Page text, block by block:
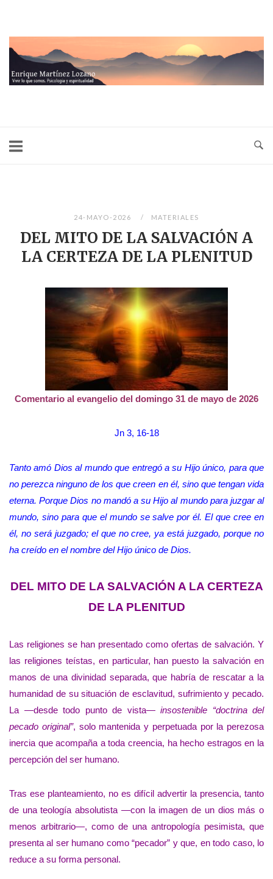
contenido
24-MAYO-2026 MATERIALES
DEL MITO DE LA SALVACIÓN A
LA CERTEZA DE LA PLENITUD
Comentario al evangelio del domingo 31 de mayo de 2026
Jn 3, 16-18
Tanto amó Dios al mundo que entregó a su Hijo único, para que
no perezca ninguno de los que creen en él, sino que tengan vida
eterna. Porque Dios no mandó a su Hijo al mundo para juzgar al
mundo, sino para que el mundo se salve por él. El que cree en
él, no será juzgado; el que no cree, ya está juzgado, porque no
ha creído en el nombre del Hijo único de Dios.
DEL MITO DE LA SALVACIÓN A LA CERTEZA
DE LA PLENITUD
Las religiones se han presentado como ofertas de salvación. Y
las religiones teístas, en particular, han puesto la salvación en
manos de una divinidad separada, que habría de rescatar a la
humanidad de su situación de esclavitud, sufrimiento y pecado.
La —desde todo punto de vista— insostenible “doctrina del
pecado original”, solo mantenida y perpetuada por la perezosa
inercia que acompaña a toda creencia, ha hecho estragos en la
percepción del ser humano.
Tras ese planteamiento, no es difícil advertir la presencia, tanto
de una teología absolutista —con la imagen de un dios más o
menos arbitrario—, como de una antropología pesimista, que
presenta al ser humano como “pecador” y que, en todo caso, lo
reduce a su forma personal.